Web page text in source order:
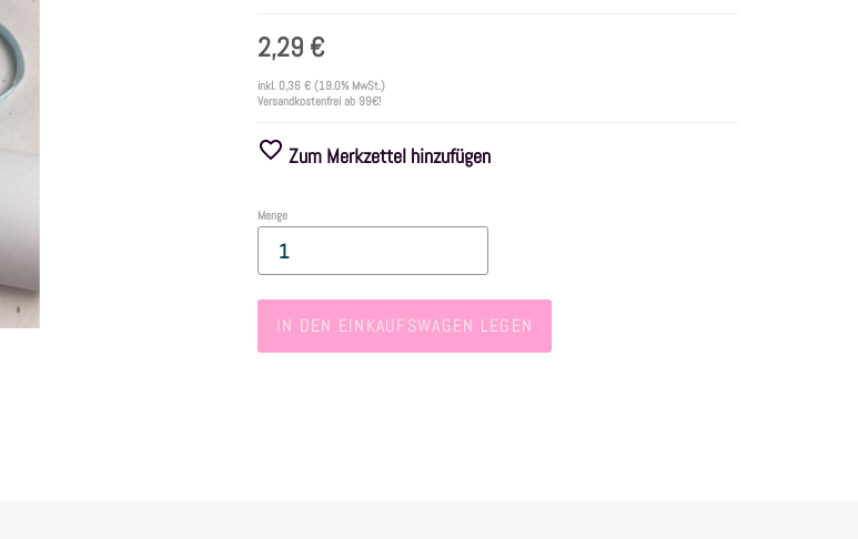
2,29 €
inkl. 0,36 €(19.0% MwSt.)
Versandkostenfrei ab 99€!
Zum Merkzettel hinzufügen
Menge
IN DEN EINKAUFSWAGEN LEGEN